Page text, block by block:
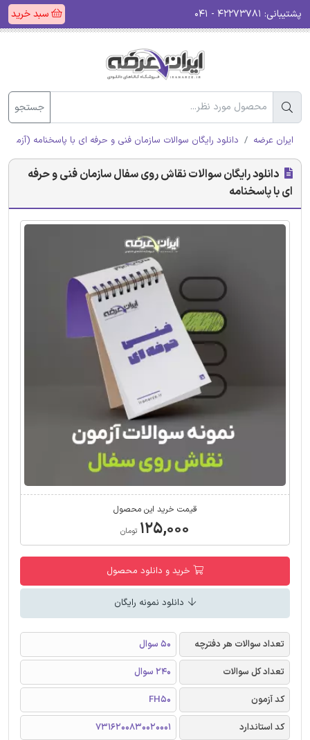
پشتیبانی: سبد خرید
جستجو
ایران عرضه دانلود رایگان سوالات سازمان فنی و حرفه ای با پاسخنامه (آزمون
دانلود رایگان سوالات نقاش روی سفال سازمان فنی و حرفه
ای با پاسخنامه
قیمت خرید این محصول
۱۲۵,۰۰۰ تومان
خرید و دانلود محصول
دانلود نمونه رایگان
تعداد سوالات هر دفترچه
50 سوال
تعداد کل سوالات
240 سوال
کد آزمون
FH50
کد استاندارد
7316200830020001